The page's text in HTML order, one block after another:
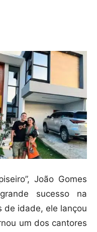
João Gomes
sucesso na
de idade, ele lançou
um dos cantores